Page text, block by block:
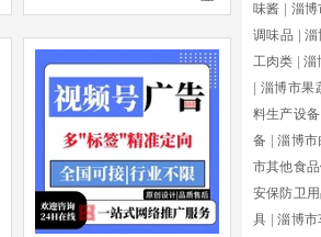
味酱
淄博
调味品
淄
工肉类
淄
淄博市果
料生产设备
备
淄博市
市其他食
安保防卫
具
淄博市